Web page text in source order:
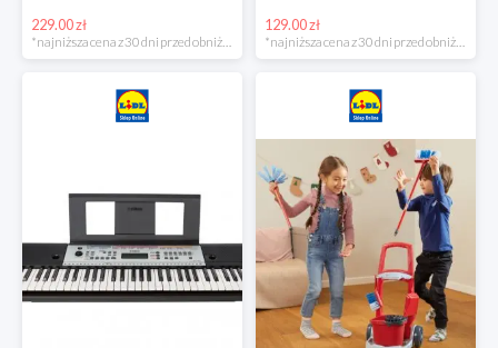
229.00 zł 129.00 zł